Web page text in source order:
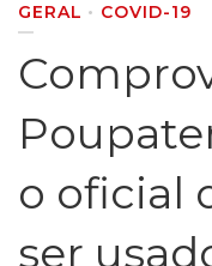
GERAL COVID-19
o oficial
ser